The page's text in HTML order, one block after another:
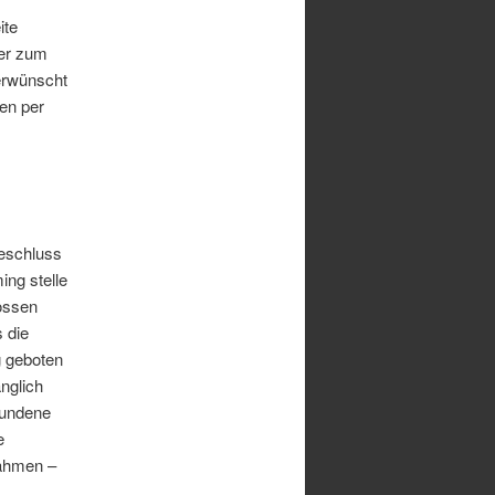
zum
per
stelle
die
geboten
–